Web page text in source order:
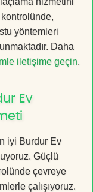
yöntemleri
Daha
iletişime geçin.
Ev
iyi Burdur Ev
Güçlü
çevreye
çalışıyoruz.